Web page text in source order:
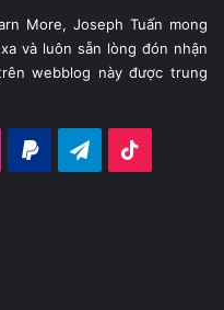
More, Joseph Tuấn mong
và luôn sẵn lòng đón nhận
webblog này được trung
Paypal Telegram